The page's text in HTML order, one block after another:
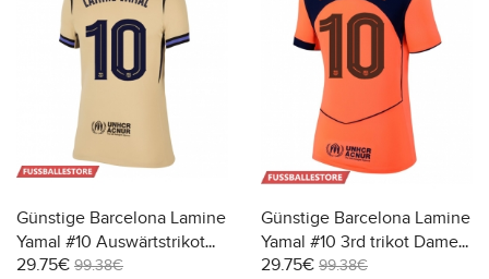
Günstige Barcelona Lamine
Yamal #10 Auswärtstrikot
Damen 2025-26 Kurzarm
29.75€ 99.38€
Günstige Barcelona Lamine
Yamal #10 3rd trikot Damen
2025-26 Kurzarm
29.75€ 99.38€